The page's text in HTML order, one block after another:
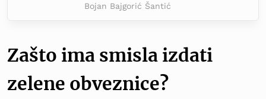
Bojan Bajgorić Šantić
Zašto ima smisla izdati
zelene obveznice?